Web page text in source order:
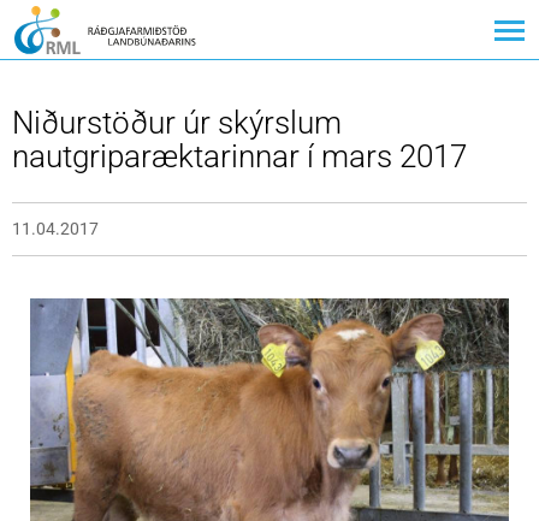
Niðurstöður úr skýrslum
nautgriparæktarinnar í mars 2017
11.04.2017